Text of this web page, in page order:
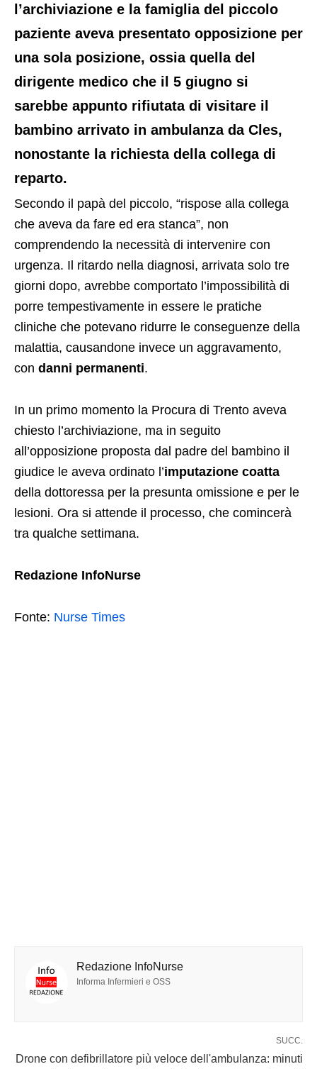
l’archiviazione e la famiglia del piccolo
paziente aveva presentato opposizione per
una sola posizione, ossia quella del
dirigente medico che il 5 giugno si
sarebbe appunto rifiutata di visitare il
bambino arrivato in ambulanza da Cles,
nonostante la richiesta della collega di
reparto.
Secondo il papà del piccolo, “rispose alla collega
che aveva da fare ed era stanca”, non
comprendendo la necessità di intervenire con
urgenza. Il ritardo nella diagnosi, arrivata solo tre
giorni dopo, avrebbe comportato l’impossibilità di
porre tempestivamente in essere le pratiche
cliniche che potevano ridurre le conseguenze della
malattia, causandone invece un aggravamento,
con danni permanenti.
In un primo momento la Procura di Trento aveva
chiesto l’archiviazione, ma in seguito
all’opposizione proposta dal padre del bambino il
giudice le aveva ordinato l’imputazione coatta
della dottoressa per la presunta omissione e per le
lesioni. Ora si attende il processo, che comincerà
tra qualche settimana.
Redazione InfoNurse
Fonte: Nurse Times
Redazione InfoNurse
Informa Infermieri e OSS
SUCC.
Drone con defibrillatore più veloce dell'ambulanza: minuti